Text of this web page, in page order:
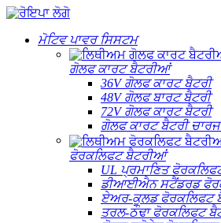
ਮੋਟਿਵ ਪਾਵਰ ਸਿਸਟਮ
ਗੋਲਫ ਕਾਰਟ ਬੈਟਰੀਆਂ
36V ਗੋਲਫ ਕਾਰਟ ਬੈਟਰੀ
48V ਗੋਲਫ ਬਾਰਟ ਬੈਟਰੀ
72V ਗੋਲਫ ਕਾਰਟ ਬੈਟਰੀ
ਗੋਲਫ ਕਾਰਟ ਬੈਟਰੀ
ਫੋਰਕਲਿਫਟ ਬੈਟਰੀਆਂ
UL ਪ੍ਰਮਾਣਿਤ
ਡੀਆਈਐਨ ਸਟੈਂਡਰਡ
ਏਅਰ-ਕੂਲਡ ਫੋਰਕਲਿਫਟ
ਤਰਲ-ਠੰਢਾ ਫੋਰਕਲਿਫਟ